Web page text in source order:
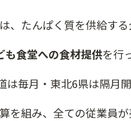
、たんぱく質を供給す
も食堂への食材提供を行
は毎月・東北6県は隔月
を組み、全ての従業員